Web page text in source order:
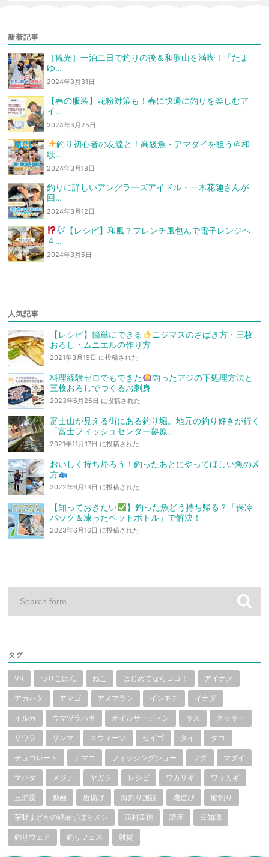
新着記事
［観光］一泊二日で釣りの後＆和歌山を満喫！「たま
ゆ…
2024年3月31日
【春の服装】花粉対策も！春に快適に釣りを楽しむア
イ…
2024年3月25日
釣り初心者の友達と！高級魚・アマダイを狙う ＠和
歌…
2024年3月18日
釣りに詳しいアングラーズアイドル・一木花漣さんが
回…
2024年3月12日
【レシピ】和風？フレンチ風包んで電子レンジへ
４…
2024年3月5日
人気記事
【レシピ】簡単にできる
ニジマスのさばき方・三枚
おろし・ムニエルの作り方
2021年3月19日 に投稿された
料理経験ゼロでもできた
釣ったアジの下処理方法と
三枚おろしでつくるお刺身
2023年6月26日 に投稿された
富士山が見える街にある釣り堀。地元の釣り好きが行く
「富士フィッシュセンター蓼原」
2021年11月17日 に投稿された
おいしく持ち帰ろう！釣ったあとにやってほしい魚の〆
方
2022年6月13日 に投稿された
【知っておきたい
】釣った魚どう持ち帰る？「保冷
バッグ＆凍ったペットボトル」で解決！
2023年6月16日 に投稿された
タグ
VR つりごはん ねこ はじめてならココ！ アイナメ
アカハタ アマゴ アメフラシ イシモチ イナダ
イルカ ウマヅラハギ オイルサーディン キス クッキー
サワラ サンマ スウィーツ セイゴ タイ タコ
チョコレート ナマコ フィッシングショー フグ マダイ
マハタ メジナ ヤガラ レシピ ワカサギ ワサカギ
三浦愛 動画 唐揚げ 海釣り施設 磯遊び 船釣り
茅野まどかの絶品ずぼらメシ 西村美穂 講座 豆知識
釣りウェア 釣りフェス 雑貨